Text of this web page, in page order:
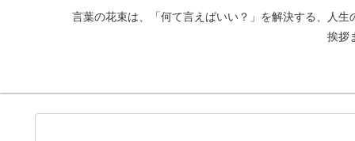
言葉の花束は、「何て言えばいい？」を解決する、人
挨拶